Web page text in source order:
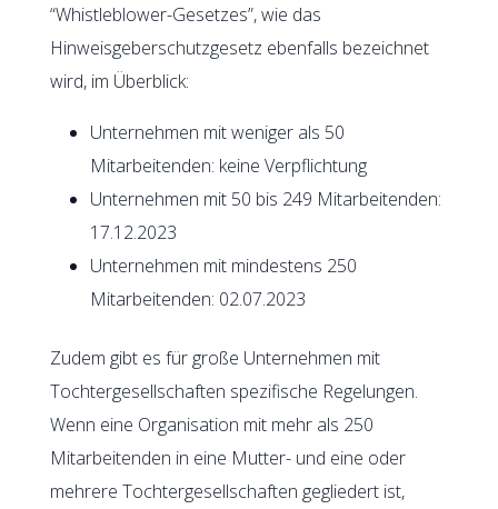
“Whistleblower-Gesetzes”, wie das
Hinweisgeberschutzgesetz ebenfalls bezeichnet
wird, im Überblick:
Unternehmen mit weniger als 50
Mitarbeitenden: keine Verpflichtung
Unternehmen mit 50 bis 249 Mitarbeitenden:
17.12.2023
Unternehmen mit mindestens 250
Mitarbeitenden: 02.07.2023
Zudem gibt es für große Unternehmen mit
Tochtergesellschaften spezifische Regelungen.
Wenn eine Organisation mit mehr als 250
Mitarbeitenden in eine Mutter- und eine oder
mehrere Tochtergesellschaften gegliedert ist,